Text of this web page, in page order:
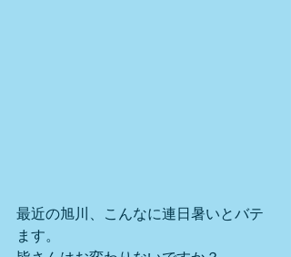
最近の旭川、こんなに連日暑いとバテ
ます。